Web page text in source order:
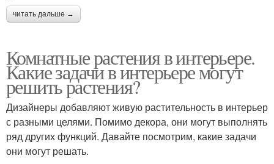
читать дальше →
Комнатные растения в интерьере.
Какие задачи в интерьере могут
решить растения?
Дизайнеры добавляют живую растительность в интерьер
с разными целями. Помимо декора, они могут выполнять
ряд других функций. Давайте посмотрим, какие задачи
они могут решать.